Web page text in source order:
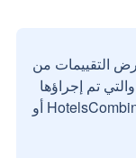
التقييمات من
تم إجراؤها
بواسطة مستخدمين حقيقيين مع HotelsCombined أو